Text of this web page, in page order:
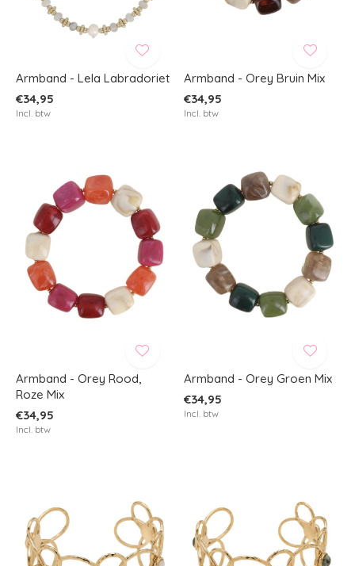
Armband - Lela Labradoriet
€34,95
Incl. btw
Armband - Orey Bruin Mix
€34,95
Incl. btw
Armband - Orey Rood,
Roze Mix
€34,95
Incl. btw
Armband - Orey Groen Mix
€34,95
Incl. btw